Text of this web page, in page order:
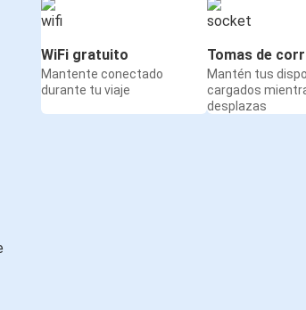
WiFi gratuito
Mantente conectado
durante tu viaje
Tomas de
Mantén tus
cargados
desplazas